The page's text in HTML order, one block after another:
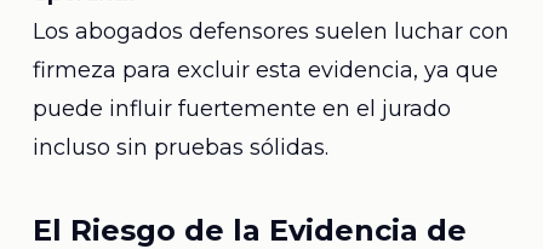
Los abogados defensores suelen luchar con
firmeza para excluir esta evidencia, ya que
puede influir fuertemente en el jurado
incluso sin pruebas sólidas.
El Riesgo de la Evidencia de